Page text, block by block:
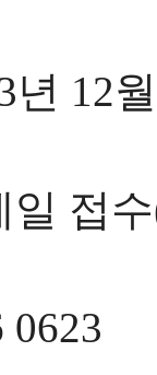
년 12
접수
0623